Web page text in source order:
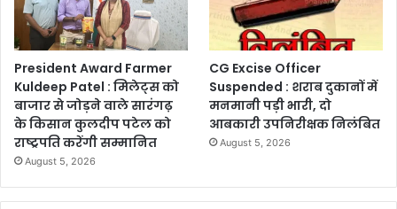
President Award Farmer
Kuldeep Patel : मिलेट्स को
बाजार से जोड़ने वाले सारंगढ़
के किसान कुलदीप पटेल को
राष्ट्रपति करेंगी सम्मानित
August 5, 2026
CG Excise Officer
Suspended : शराब दुकानों में
मनमानी पड़ी भारी, दो
आबकारी उपनिरीक्षक निलंबित
August 5, 2026